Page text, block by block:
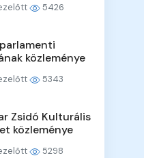
5426
közleménye
5343
Zsidó Kulturális
közleménye
5298